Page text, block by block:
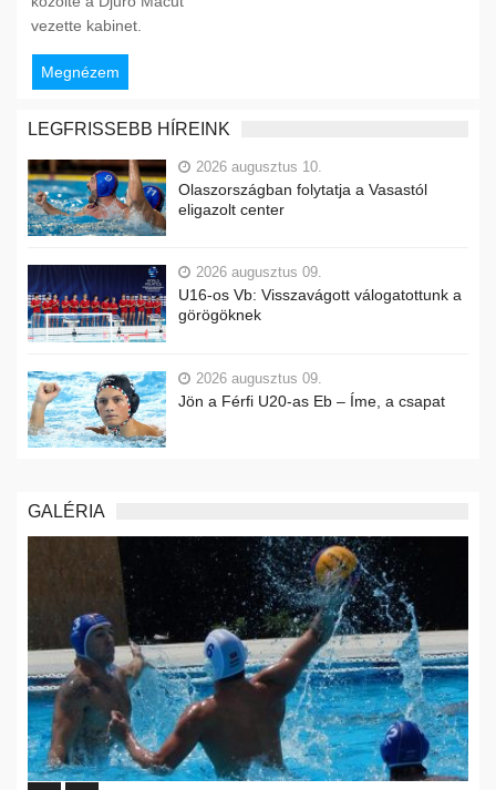
vezette kabinet.
Megnézem
LEGFRISSEBB HÍREINK
2026 augusztus 10.
Olaszországban folytatja a Vasastól
eligazolt center
2026 augusztus 09.
U16-os Vb: Visszavágott válogatottunk a
görögöknek
2026 augusztus 09.
Jön a Férfi U20-as Eb – Íme, a csapat
GALÉRIA